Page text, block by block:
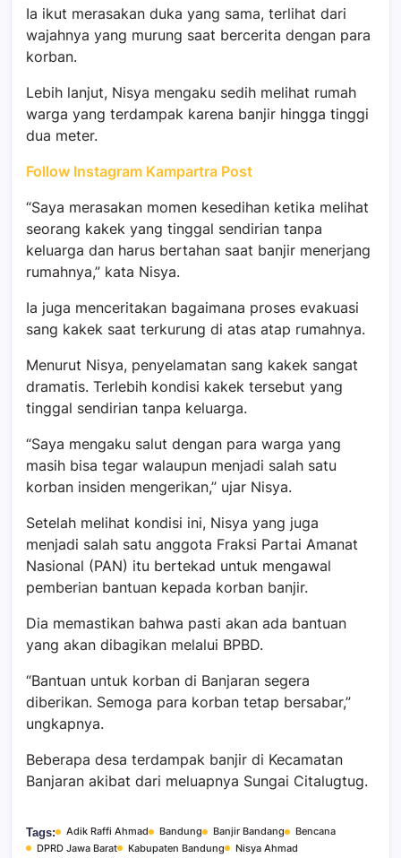
Ia ikut merasakan duka yang sama, terlihat dari
wajahnya yang murung saat bercerita dengan para
korban.
Lebih lanjut, Nisya mengaku sedih melihat rumah
warga yang terdampak karena banjir hingga tinggi
dua meter.
Follow Instagram Kampartra Post
“Saya merasakan momen kesedihan ketika melihat
seorang kakek yang tinggal sendirian tanpa
keluarga dan harus bertahan saat banjir menerjang
rumahnya,” kata Nisya.
Ia juga menceritakan bagaimana proses evakuasi
sang kakek saat terkurung di atas atap rumahnya.
Menurut Nisya, penyelamatan sang kakek sangat
dramatis. Terlebih kondisi kakek tersebut yang
tinggal sendirian tanpa keluarga.
“Saya mengaku salut dengan para warga yang
masih bisa tegar walaupun menjadi salah satu
korban insiden mengerikan,” ujar Nisya.
Setelah melihat kondisi ini, Nisya yang juga
menjadi salah satu anggota Fraksi Partai Amanat
Nasional (PAN) itu bertekad untuk mengawal
pemberian bantuan kepada korban banjir.
Dia memastikan bahwa pasti akan ada bantuan
yang akan dibagikan melalui BPBD.
“Bantuan untuk korban di Banjaran segera
diberikan. Semoga para korban tetap bersabar,”
ungkapnya.
Beberapa desa terdampak banjir di Kecamatan
Banjaran akibat dari meluapnya Sungai Citalugtug.
Tags: Adik Raffi Ahmad Bandung Banjir Bandang
Bencana
DPRD Jawa Barat
Kabupaten Bandung
Nisya Ahmad